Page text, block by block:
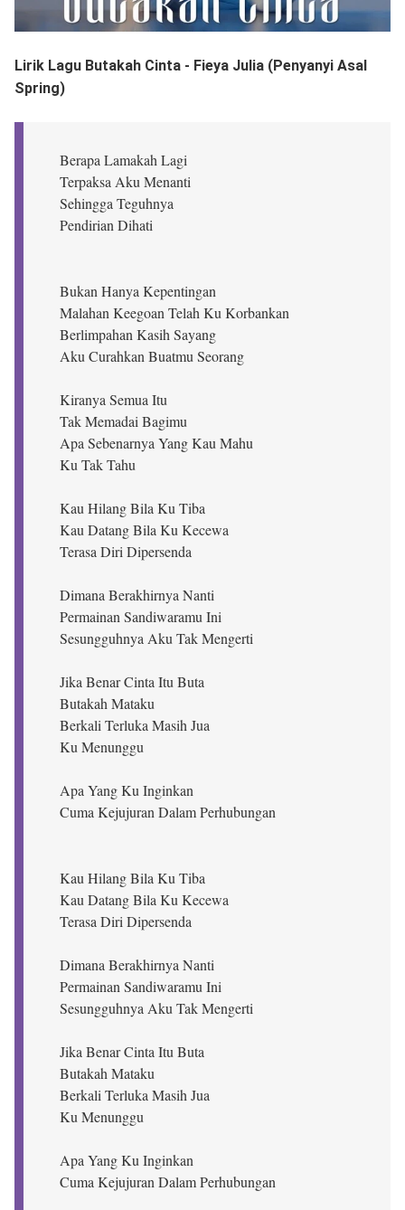
Lirik Lagu Butakah Cinta - Fieya Julia (Penyanyi Asal
Spring)
Berapa Lamakah Lagi
Terpaksa Aku Menanti
Sehingga Teguhnya
Pendirian Dihati
Bukan Hanya Kepentingan
Malahan Keegoan Telah Ku Korbankan
Berlimpahan Kasih Sayang
Aku Curahkan Buatmu Seorang
Kiranya Semua Itu
Tak Memadai Bagimu
Apa Sebenarnya Yang Kau Mahu
Ku Tak Tahu
Kau Hilang Bila Ku Tiba
Kau Datang Bila Ku Kecewa
Terasa Diri Dipersenda
Dimana Berakhirnya Nanti
Permainan Sandiwaramu Ini
Sesungguhnya Aku Tak Mengerti
Jika Benar Cinta Itu Buta
Butakah Mataku
Berkali Terluka Masih Jua
Ku Menunggu
Apa Yang Ku Inginkan
Cuma Kejujuran Dalam Perhubungan
Kau Hilang Bila Ku Tiba
Kau Datang Bila Ku Kecewa
Terasa Diri Dipersenda
Dimana Berakhirnya Nanti
Permainan Sandiwaramu Ini
Sesungguhnya Aku Tak Mengerti
Jika Benar Cinta Itu Buta
Butakah Mataku
Berkali Terluka Masih Jua
Ku Menunggu
Apa Yang Ku Inginkan
Cuma Kejujuran Dalam Perhubungan